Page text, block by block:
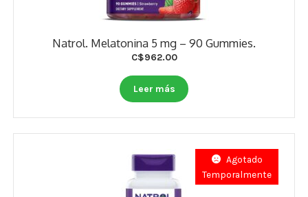
Natrol. Melatonina 5 mg – 90 Gummies.
C$962.00
Leer más
Agotado
Temporalmente